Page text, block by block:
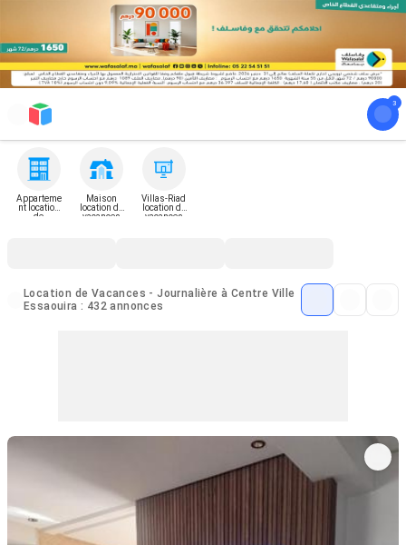
Apparteme
nt location
de
Maison
location de
vacances
Villas-Riad
location de
vacances
Location de Vacances - Journalière à Centre Ville
Essaouira : 432 annonces